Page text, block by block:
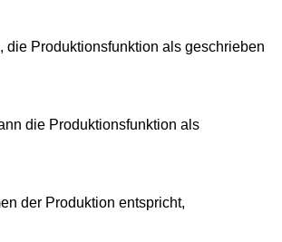
die Produktionsfunktion als geschrieben
die Produktionsfunktion als
der Produktion entspricht,